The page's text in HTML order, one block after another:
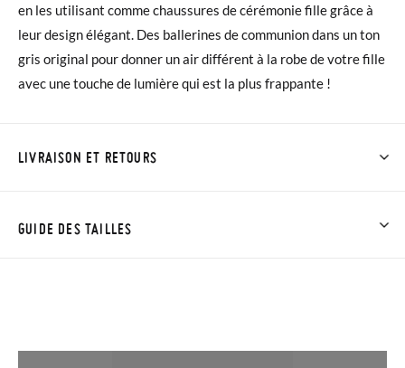
en les utilisant comme chaussures de cérémonie fille grâce à
leur design élégant. Des ballerines de communion dans un ton
gris original pour donner un air différent à la robe de votre fille
avec une touche de lumière qui est la plus frappante !
LIVRAISON ET RETOURS
commandes inférieures à 30 €, la livraison standard coûte
Si vos chaussures arrivent et ne correspondent pas tout à fait
GUIDE DES TAILLES